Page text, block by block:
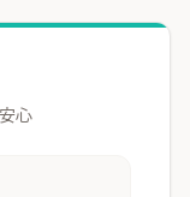
心